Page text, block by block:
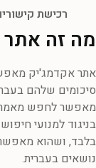
רכישת
מה זה
אתר אקדמג'יק
סיכומים שלהם
מאפשר לחפש
בניגוד למנועי
בלבד, ושהוא
נושאים בעברית.